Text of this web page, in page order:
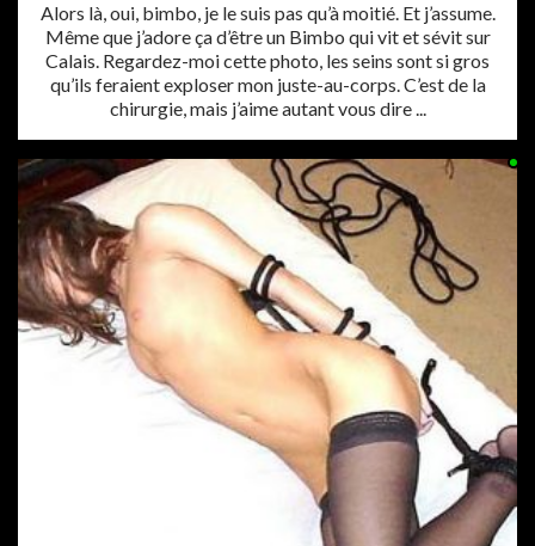
Alors là, oui, bimbo, je le suis pas qu’à moitié. Et j’assume.
Même que j’adore ça d’être un Bimbo qui vit et sévit sur
Calais. Regardez-moi cette photo, les seins sont si gros
qu’ils feraient exploser mon juste-au-corps. C’est de la
chirurgie, mais j’aime autant vous dire ...